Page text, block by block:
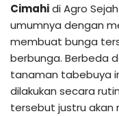
Cimahidi Agro
umumnya dengan
membuat bunga
berbunga. Berbeda
tanaman tabebuya
dilakukan secara
tersebut justru